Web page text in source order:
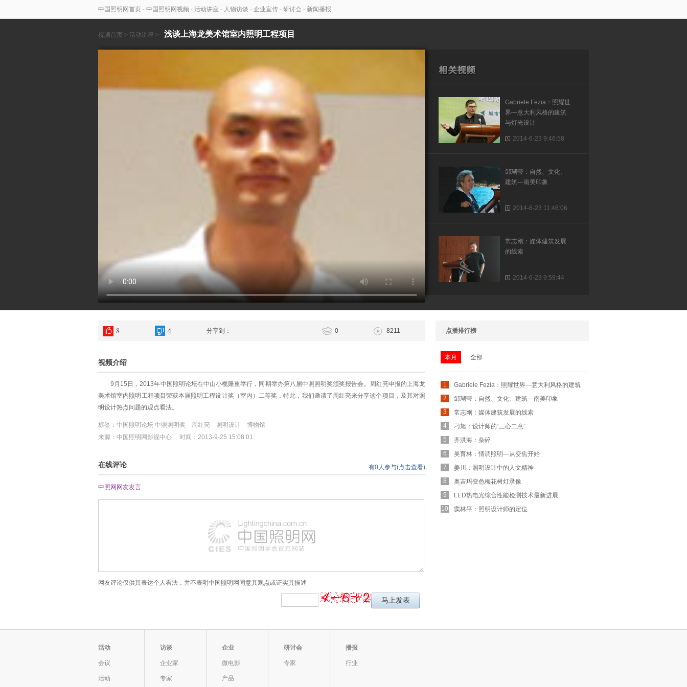
中国照明网首页 - 中国照明网视频 - 活动讲座 - 人物访谈 - 企业宣传 - 研讨会 - 新闻播报
视频首页 > 活动讲座 > 浅谈上海龙美术馆室内照明工程项目
2014-6-23 9:46:58
2014-6-23 10:48:29
2014-6-23 16:34:34
文精神
8 4 分享到： 0 8211
视频介绍
9月15日，2013年中国照明论坛在中山小榄隆重举行，同期举办第八届中照照明奖颁奖报告会。周红亮申报的上海龙
美术馆室内照明工程项目荣获本届照明工程设计奖（室内）二等奖，特此，我们邀请了周红亮来分享这个项目，及其对照
明设计热点问题的观点看法。
标签：中国照明论坛 中照照明奖 周红亮 照明设计 博物馆
来源：中国照明网影视中心 时间：2013-9-25 15:08:01
在线评论 有0人参与(点击查看)
中照网网友发言
网友评论仅供其表达个人看法，并不表明中国照明网同意其观点或证实其描述
点播排行榜
本月 全部
1 Gabriele Fezia：照耀世界—意大利风格的建筑
与灯光设计
2
邹瑚莹：自然、文化、建筑—南美印象
3
常志刚：媒体建筑发展的线索
4
刁旭：设计师的“三心二意”
5
齐洪海：杂碎
6
吴育林：情调照明—从变焦开始
7
姜川：照明设计中的人文精神
8
奥吉玛变色梅花树灯录像
9
LED热电光综合性能检测技术最新进展
10
窦林平：照明设计师的定位
活动
会议
活动
访谈
企业家
专家
企业
微电影
产品
研讨会
专家
播报
行业